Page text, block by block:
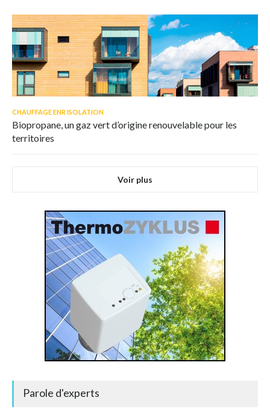
CHAUFFAGE ENR ISOLATION
Biopropane, un gaz vert d’origine renouvelable pour les
territoires
Voir plus
Parole d'experts